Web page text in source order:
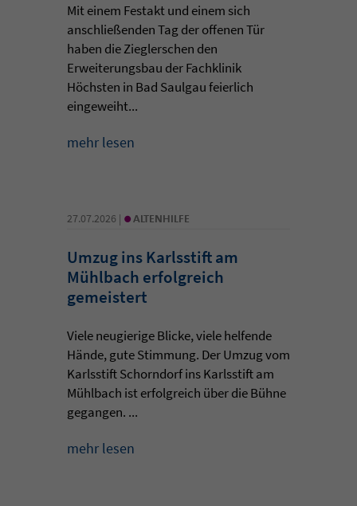
Mit einem Festakt und einem sich
anschließenden Tag der offenen Tür
haben die Zieglerschen den
Erweiterungsbau der Fachklinik
Höchsten in Bad Saulgau feierlich
eingeweiht...
mehr lesen
27.07.2026 | • ALTENHILFE
Umzug ins Karlsstift am
Mühlbach erfolgreich
gemeistert
Viele neugierige Blicke, viele helfende
Hände, gute Stimmung. Der Umzug vom
Karlsstift Schorndorf ins Karlsstift am
Mühlbach ist erfolgreich über die Bühne
gegangen. ...
mehr lesen